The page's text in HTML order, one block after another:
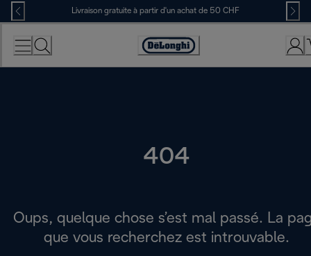
Skip
to
Content
Livraison gratuite à partir d'un achat de 50 CHF
Déclaration
d'accessibilité
404
Oups, quelque chose s’est mal passé. La
que vous recherchez est introuvable.